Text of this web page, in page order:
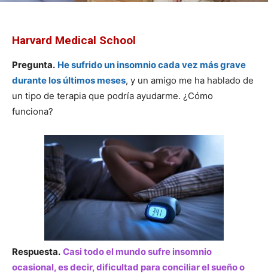
Harvard Medical School
Pregunta. He sufrido un insomnio cada vez más grave
durante los últimos meses, y un amigo me ha hablado de
un tipo de terapia que podría ayudarme. ¿Cómo
funciona?
Respuesta. Casi todo el mundo sufre insomnio
ocasional, es decir, dificultad para conciliar el sueño o